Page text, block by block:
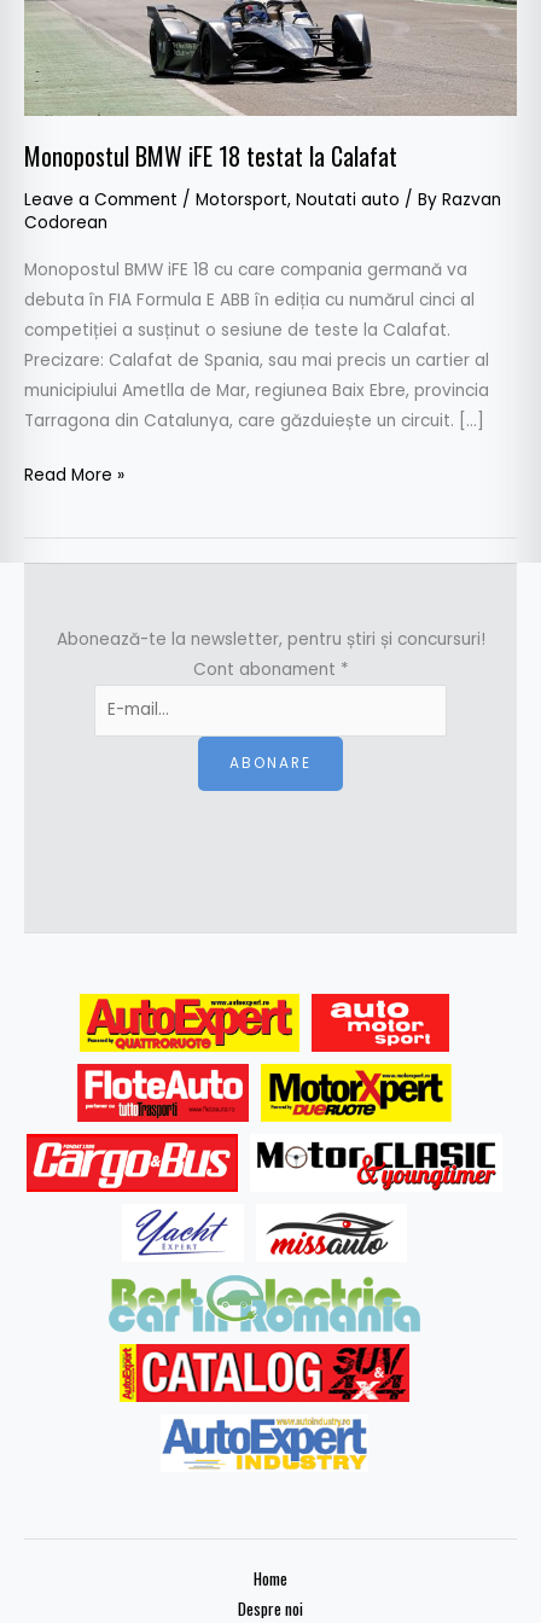
Monopostul BMW iFE 18 testat la Calafat
Leave a Comment / Motorsport, Noutati auto / By Razvan
Codorean
Monopostul BMW iFE 18 cu care compania germană va
debuta în FIA Formula E ABB în ediția cu numărul cinci al
competiției a susținut o sesiune de teste la Calafat.
Precizare: Calafat de Spania, sau mai precis un cartier al
municipiului Ametlla de Mar, regiunea Baix Ebre, provincia
Tarragona din Catalunya, care găzduiește un circuit. […]
Read More »
Abonează-te la newsletter, pentru știri și concursuri!
Cont abonament *
ABONARE
Home
Despre noi